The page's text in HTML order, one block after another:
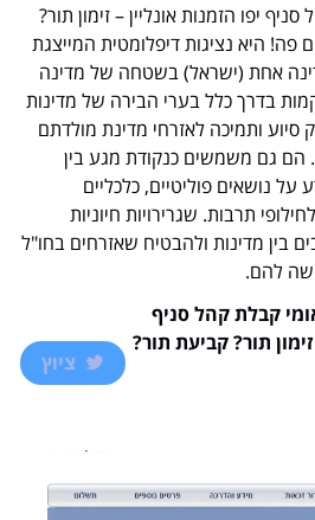
יפו הזמנות אונליין – זימון תור?
פה! היא נציגות דיפלומטית המייצגת
אחת (ישראל) בשטחה של מדינה
בדרך כלל בערי הבירה של מדינות
סיוע ותמיכה לאזרחי מדינת מולדתם
הם גם משמשים כנקודת מגע בין
נושאים פוליטיים, כלכליים
תרבות. שגרירויות חיוניות
בין מדינות ולהבטיח שאזרחים בחו"ל
להם.
קבלת קהל סניף
תור? קביעת תור?
ציוץ